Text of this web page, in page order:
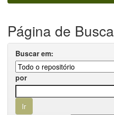
Página de Busca
Buscar em:
por